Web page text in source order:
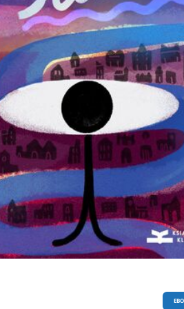
przeszłości, do czasów PRL-u, przeklinanego i
obwinianego za wszelkie możliwe zło i
prostsze i ciekawsze. Za sprawą Sebastiana
do krainy dzieciństwa, w którym dzieci – mimo
sobie same: w szkole, w domu, na
i telewizji. Są tu wspomnienia zimowych
wspomnienia słynnych Wyścigów Pokoju, kiedy
rywalizowali o miano lidera peletonu.
piwa, przyjaźnie do grobowej deski, pierwsze
naturalne, szczere, napisane ze smakiem.
kończą się we właściwym momencie,
dalszego czytania i… wspominania. Bo książka
pamiętających PRL. To oni odnajdą w niej swój
doświadczenia i inicjacje w dorosłe życie. Oto
czas, przywracająca smaki, dźwięki, zapachy i
odeszły w przeszłość, a które za sprawą słów
raz jeszcze przeżyć to, co było najpiękniejsze –
wzruszające przeplatają się z tymi, które
głośny śmiech – przy czym jest to
lecz także celnymi sformułowaniami,
odczuwać można kilkoma zmysłami – przywołuje
i smaki. W zamiłowaniu do szczegółu i
Marka Nowakowskiego. Mówi się, że dobre
pierwszym zdaniu. Otwierający tomik tekst
zdaniem, a nawet całym pierwszym akapitem.